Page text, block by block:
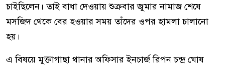
চাইছিলেন। তাই বাধা দেওয়ায় শুক্রবার জুমার নামাজ শেষে
মসজিদ থেকে বের হওয়ার সময় তাঁদের ওপর হামলা চালানো
হয়।
এ বিষয়ে মুক্তাগাছা থানার অফিসার ইনচার্জ রিপন চন্দ্র ঘোষ